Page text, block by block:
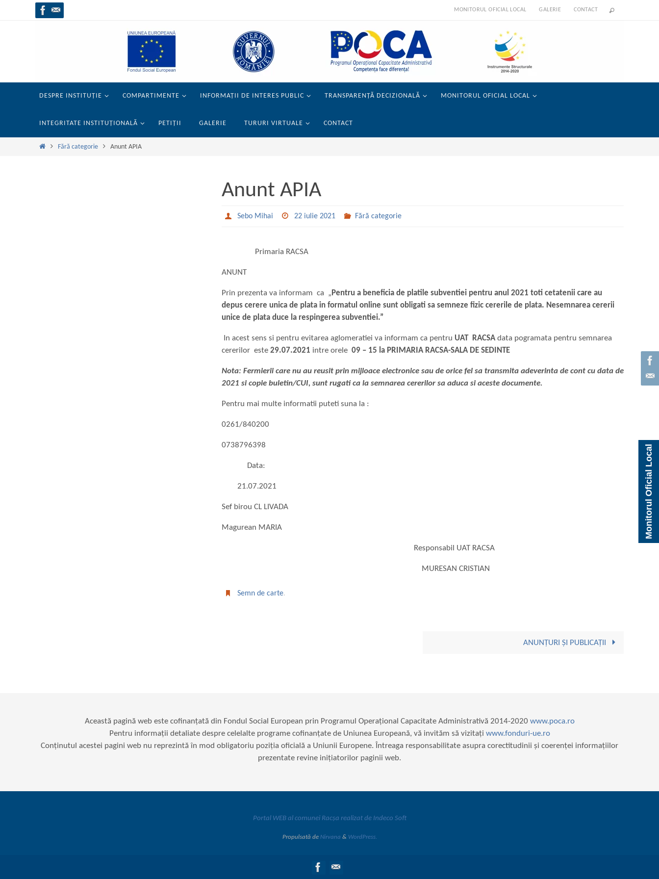
MONITORUL OFICIAL LOCAL GALERIE CONTACT
DESPRE INSTITUȚIE COMPARTIMENTE INFORMAȚII DE INTERES PUBLIC TRANSPARENȚĂ DECIZIONALĂ MONITORUL OFICIAL LOCAL
INTEGRITATE INSTITUȚIONALĂ PETIȚII GALERIE TURURI VIRTUALE CONTACT
PrimaFără categorie Anunt APIA
Anunt APIA
Sebo Mihai 22 iulie 2021 Fără categorie
Primaria RACSA
ANUNT
Prin prezenta va informam ca „ Pentru a beneficia de platile subventiei pentru anul 2021 toti cetatenii care au
depus cerere unica de plata in formatul online sunt obligati sa semneze fizic cererile de plata. Nesemnarea cererii
unice de plata duce la respingerea subventiei.”
In acest sens si pentru evitarea aglomeratiei va informam ca pentru UAT RACSA data pogramata pentru semnarea
cererilor este 29.07.2021 intre orele 09 – 15 la PRIMARIA RACSA-SALA DE SEDINTE
Nota: Fermierii care nu au reusit prin mijloace electronice sau de orice fel sa transmita adeverinta de cont cu data de
2021 si copie buletin/CUI, sunt rugati ca la semnarea cererilor sa aduca si aceste documente.
Pentru mai multe informatii puteti suna la :
0261/840200
0738796398
Data:
21.07.2021
Sef birou CL LIVADA
Magurean MARIA
Responsabil UAT RACSA
MURESAN CRISTIAN
Semn de carte.
ANUNȚURI ȘI PUBLICAȚII
Această pagină web este cofinanțată din Fondul Social European prin Programul Operațional Capacitate Administrativă 2014-2020 www.poca.ro
Pentru informații detaliate despre celelalte programe cofinanțate de Uniunea Europeană, vă invităm să vizitați www.fonduri-ue.ro
Conținutul acestei pagini web nu reprezintă în mod obligatoriu poziția oficială a Uniunii Europene. Întreaga responsabilitate asupra corectitudinii și coerenței informațiilor
prezentate revine inițiatorilor paginii web.
Portal WEB al comunei Racșa realizat de Indeco Soft
Propulsată de Nirvana & WordPress.
Monitorul Oficial Local